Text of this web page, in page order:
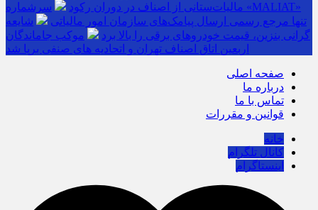
مالیات‌ستانی از اصناف در دوران رکود
سرشماره «MALIAT»
تنها مرجع رسمی ارسال پیامک‌های سازمان امور مالیاتی
شایعه
گرانی بنزین، قیمت خودروهای برقی را بالا برد
موکب جاماندگان
اربعین اتاق اصناف تهران و اتحادیه های صنفی برپا شد
صفحه اصلی
درباره ما
تماس با ما
قوانین و مقررات
خانه
کانال تلگرام
اینستاگرام